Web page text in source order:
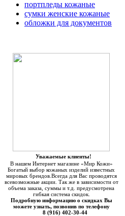
портпледы кожаные
сумки женские кожаные
обложки для документов
Уважаемые клиенты!
В нашем Интернет магазине «Мир Кожи»
Богатый выбор кожаных изделий известных
мировых брендов.Всегда для Вас проводятся
всевозможные акции. Так же в зависимости от
объема заказа, суммы и т.д. предусмотрена
гибкая система скидок.
Подробную информацию о скидках Вы
можете узнать, позвонив по телефону
8 (916) 402-30-44